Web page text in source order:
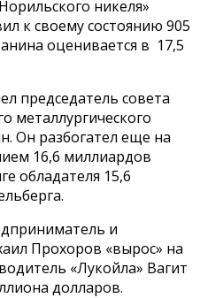
никеля»
к своему состоянию 905
оценивается в 17,5
председатель совета
металлургического
Он разбогател еще на
16,6 миллиардов
обладателя 15,6
и
Прохоров «вырос» на
«Лукойла» Вагит
долларов.